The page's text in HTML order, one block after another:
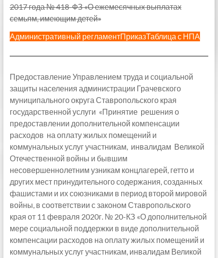
2017 года № 418-ФЗ «О ежемесячных выплатах
семьям, имеющим детей»
Административный регламентПриказТаблица с НПА
Предоставление Управлением труда и социальной
защиты населения администрации Грачевского
муниципального округа Ставропольского края
государственной услуги «Принятие решения о
предоставлении дополнительной компенсации
расходов на оплату жилых помещений и
коммунальных услуг участникам, инвалидам Великой
Отечественной войны и бывшим
несовершеннолетним узникам концлагерей, гетто и
других мест принудительного содержания, созданных
фашистами и их союзниками в период второй мировой
войны, в соответствии с законом Ставропольского
края от 11 февраля 2020г. № 20-КЗ «О дополнительной
мере социальной поддержки в виде дополнительной
компенсации расходов на оплату жилых помещений и
коммунальных услуг участникам, инвалидам Великой